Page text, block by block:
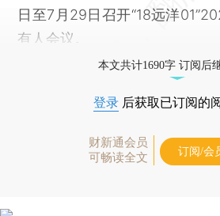
日至7月29日召开“18远洋
有人会议。
本文共计1690字 订阅后
登录 后获取已订阅的
财新通会员
可畅读全文
订阅/会